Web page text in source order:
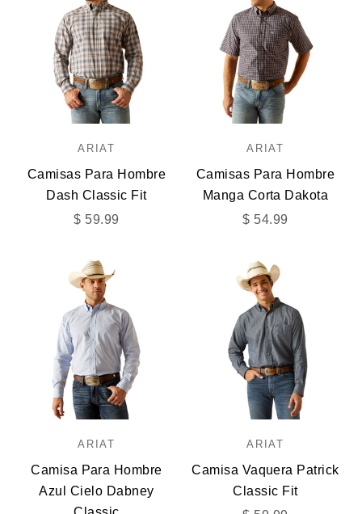
ARIAT
Camisas Para Hombre
Dash Classic Fit
Precio de oferta
$ 59.99
ARIAT
Camisas Para Hombre
Manga Corta Dakota
Precio de oferta
$ 54.99
ARIAT
Camisa Para Hombre
Azul Cielo Dabney
ARIAT
Camisa Vaquera Patrick
Classic Fit